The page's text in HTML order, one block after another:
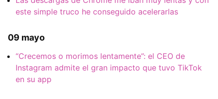
este simple truco he conseguido acelerarlas
09 mayo
“Crecemos o morimos lentamente”: el CEO de
Instagram admite el gran impacto que tuvo TikTok
en su app